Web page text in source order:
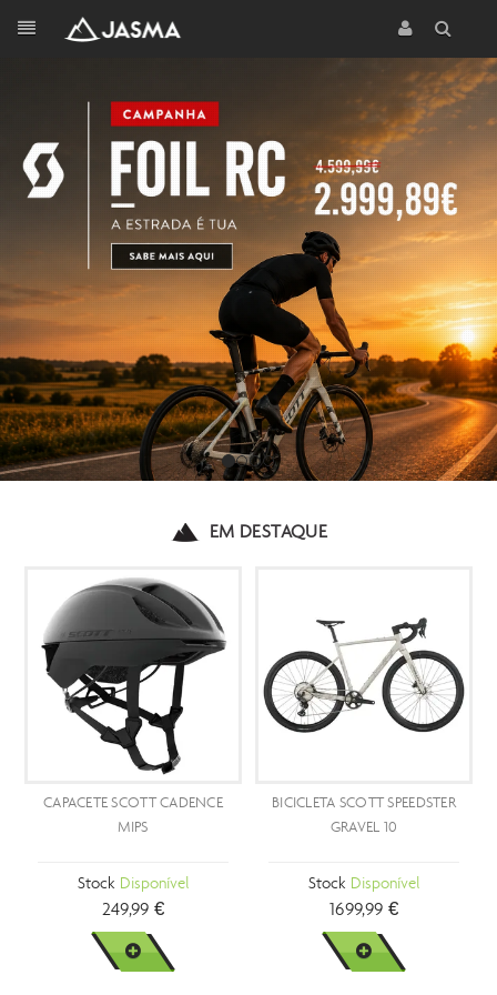
EM DESTAQUE
CAPACETE SCOTT CADENCE
Disponível
249,99 €
VER MAIS
BICICLETA SCOTT SPEEDSTER
GRAVEL 10
Disponível
1699,99 €
VER MAIS